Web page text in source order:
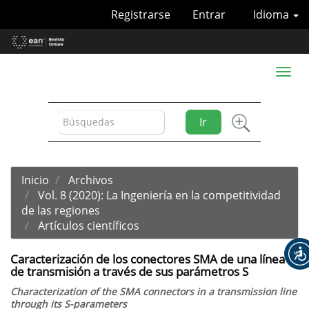
Contenido
principal
Idioma
Registrarse Entrar
Ir
Toggle
Inicio
Archivos
Vol. 8 (2020): La Ingeniería en la competitividad
de las regiones
Artículos científicos
Caracterización de los conectores SMA de una línea
de transmisión a través de sus parámetros S
Characterization of the SMA connectors in a transmission line
through its S-parameters